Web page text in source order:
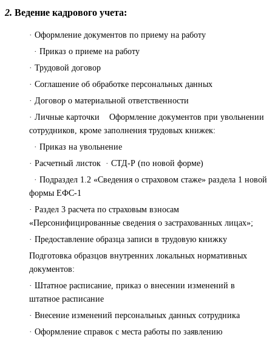
2. Ведение кадрового учета:
· Оформление документов по приему на работу
· Приказ о приеме на работу
· Трудовой договор
· Соглашение об обработке персональных данных
· Договор о материальной ответственности
· Личные карточки Оформление документов при увольнении
сотрудников, кроме заполнения трудовых книжек:
· Приказ на увольнение
· Расчетный листок · СТД-Р (по новой форме)
· Подраздел 1.2 «Сведения о страховом стаже» раздела 1 новой
формы ЕФС-1
· Раздел 3 расчета по страховым взносам
«Персонифицированные сведения о застрахованных лицах»;
· Предоставление образца записи в трудовую книжку
Подготовка образцов внутренних локальных нормативных
документов:
· Штатное расписание, приказ о внесении изменений в
штатное расписание
· Внесение изменений персональных данных сотрудника
· Оформление справок с места работы по заявлению